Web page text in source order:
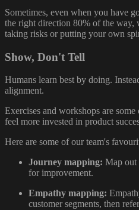
Sometimes, even when you have
the right direction 80% of the way,
taking risks or putting your own
Show, Don't Tell
Humans learn best by doing.
alignment.
Exercises and workshops are
feel more invested in product
Here are some of our team's
Journey mapping: Map out
for improvement.
Empathy mapping:
customer segments, then